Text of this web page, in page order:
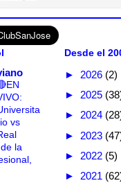
vs
la
Desde el
► 2026 (2)
► 2025
► 2024
► 2023
► 2022 (5)
► 2021